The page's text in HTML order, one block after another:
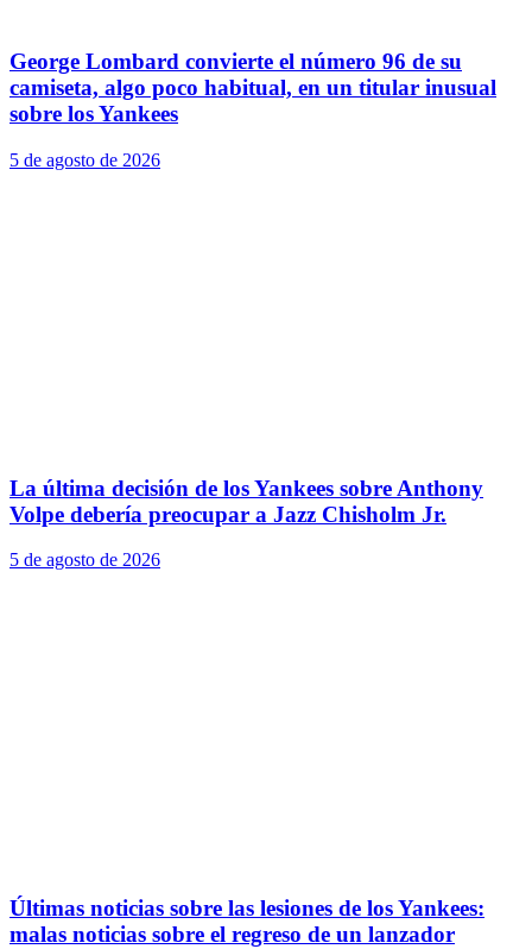
George Lombard convierte el número 96 de su
camiseta, algo poco habitual, en un titular inusual
sobre los Yankees
5 de agosto de 2026
La última decisión de los Yankees sobre Anthony
Volpe debería preocupar a Jazz Chisholm Jr.
5 de agosto de 2026
Últimas noticias sobre las lesiones de los Yankees:
malas noticias sobre el regreso de un lanzador